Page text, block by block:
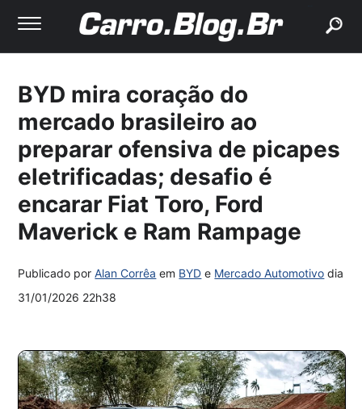
BYD mira coração do
mercado brasileiro ao
preparar ofensiva de picapes
eletrificadas; desafio é
encarar Fiat Toro, Ford
Maverick e Ram Rampage
Publicado porAlan Corrêa em BYD e Mercado Automotivo dia
31/01/2026 22h38